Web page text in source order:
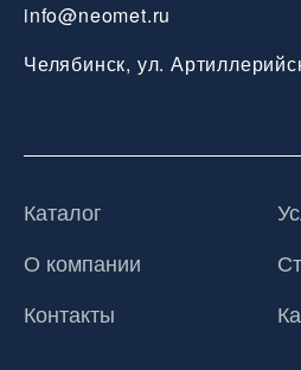
info@neomet.ru
Челябинск, ул.
Каталог
О компании
Контакты